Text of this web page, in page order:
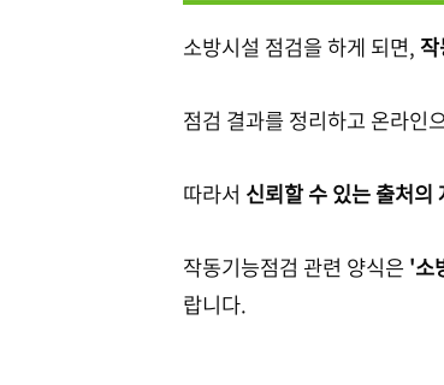
소방시설 점검을 하게 되면,
점검 결과를 정리하고 온라인
따라서 신뢰할 수 있는 출처의
작동기능점검 관련 양식은 '소
랍니다.